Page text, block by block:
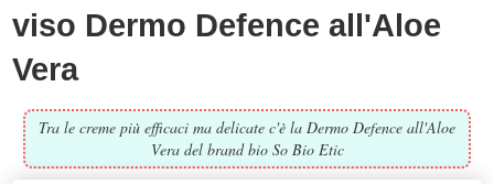
viso Dermo Defence all'Aloe
Vera
Tra le creme più efficaci ma delicate c'è la Dermo Defence all'Aloe
Vera del brand bio So Bio Etic